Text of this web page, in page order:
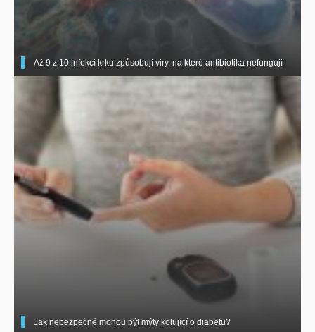
Až 9 z 10 infekcí krku způsobují viry, na které antibiotika nefungují
Jak nebezpečné mohou být mýty kolující o diabetu?